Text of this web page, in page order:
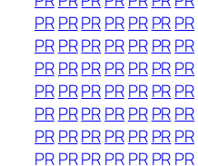
PRPRPRPRPR PRPR
PRPRPRPRPR PRPR
PRPRPRPRPR PRPR
PRPRPRPRPR PRPR
PRPRPRPRPR PRPR
PRPRPRPRPR PRPR
PRPRPRPRPR PRPR